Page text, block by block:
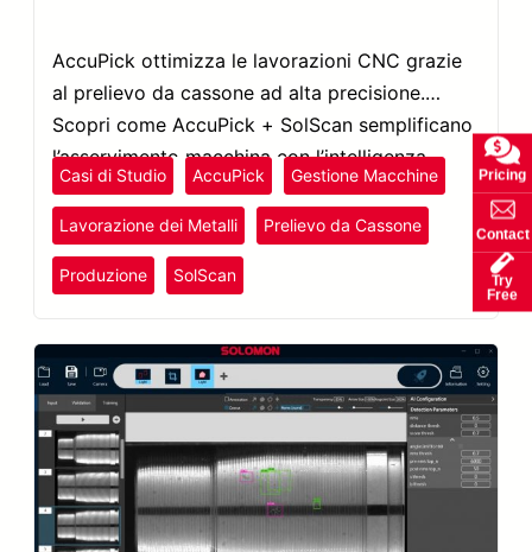
AccuPick ottimizza le lavorazioni CNC grazie
al prelievo da cassone ad alta precisione.
Scopri come AccuPick + SolScan semplificano
l’asservimento macchina con l’intelligenza
artificiale.
Casi di Studio AccuPick Gestione Macchine
Lavorazione dei Metalli Prelievo da Cassone
Produzione SolScan
Pricing
Contact
Try
Free